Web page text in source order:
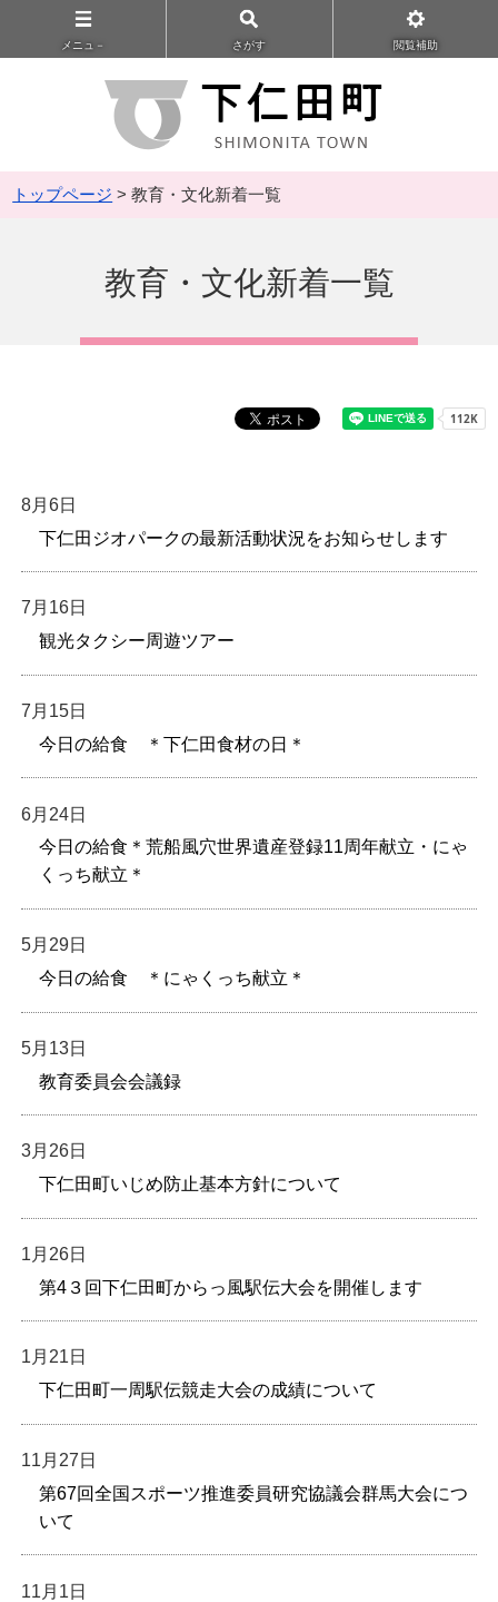
メニュ－ さがす 閲覧補助
トップページ > 教育・文化新着一覧
教育・文化新着一覧
8月6日
下仁田ジオパークの最新活動状況をお知らせします
7月16日
観光タクシー周遊ツアー
7月15日
今日の給食 ＊下仁田食材の日＊
6月24日
今日の給食＊荒船風穴世界遺産登録11周年献立・にゃ
くっち献立＊
5月29日
今日の給食 ＊にゃくっち献立＊
5月13日
教育委員会会議録
3月26日
下仁田町いじめ防止基本方針について
1月26日
第4３回下仁田町からっ風駅伝大会を開催します
1月21日
下仁田町一周駅伝競走大会の成績について
11月27日
第67回全国スポーツ推進委員研究協議会群馬大会につ
いて
11月1日